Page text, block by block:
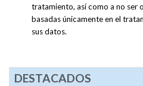
tratamiento, así como a no ser
basadas únicamente en el
sus datos.
DESTACADOS